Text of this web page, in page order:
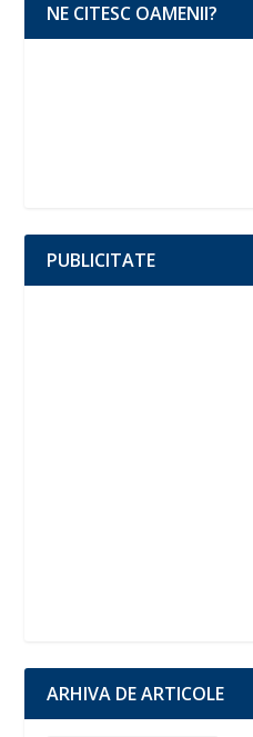
NE CITESC OAMENII?
PUBLICITATE
ARHIVA DE ARTICOLE